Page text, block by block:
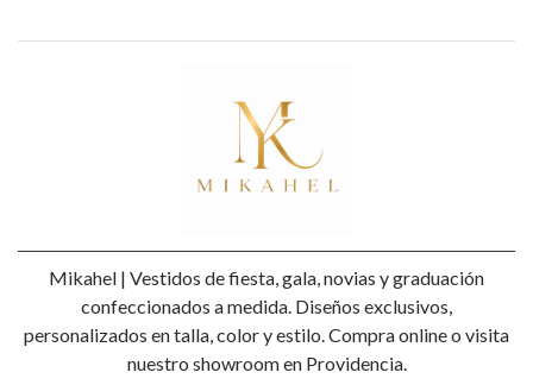
Mikahel | Vestidos de fiesta, gala, novias y graduación
confeccionados a medida. Diseños exclusivos,
personalizados en talla, color y estilo. Compra online o visita
nuestro showroom en Providencia.